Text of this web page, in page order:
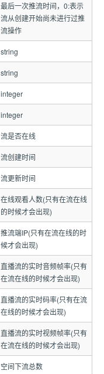
最后一次推流时间，0:表示
流从创建开始尚未进行过推
流操作
string
string
integer
integer
流是否在线
流创建时间
流更新时间
在线观看人数(只有在流在线
的时候才会出现)
推流端IP(只有在流在线的时
候才会出现)
直播流的实时音频帧率(只有
在流在线的时候才会出现)
直播流的实时码率(只有在流
在线的时候才会出现)
直播流的实时视频帧率(只有
在流在线的时候才会出现)
空间下流总数